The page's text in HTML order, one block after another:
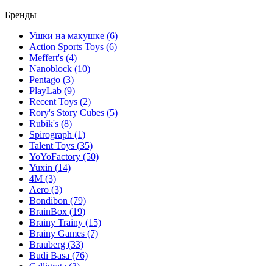
Бренды
Ушки на макушке (6)
Action Sports Toys (6)
Meffert's (4)
Nanoblock (10)
Pentago (3)
PlayLab (9)
Recent Toys (2)
Rory's Story Cubes (5)
Rubik's (8)
Spirograph (1)
Talent Toys (35)
YoYoFactory (50)
Yuxin (14)
4M (3)
Aero (3)
Bondibon (79)
BrainBox (19)
Brainy Trainy (15)
Brainy Games (7)
Brauberg (33)
Budi Basa (76)